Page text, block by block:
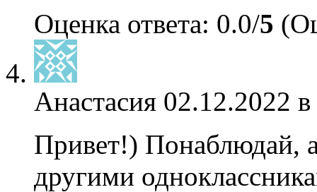
Оценка ответа: 0.0/5
Анастасия 02.12.2022
Привет!) Понаблюдай, а
другими